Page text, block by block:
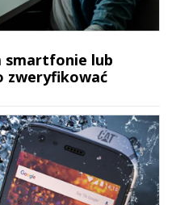
smartfonie lub
zweryfikować